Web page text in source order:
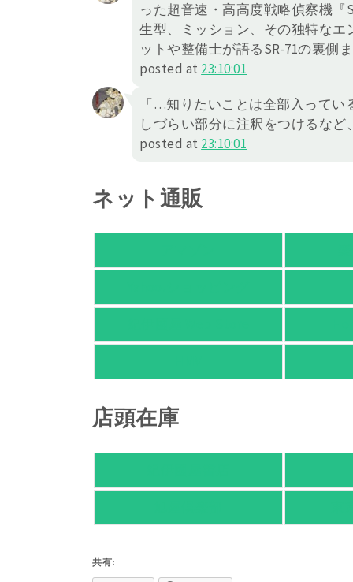
った超音速・高高度戦略偵察機『
生型、ミッション、その独特な
ットや整備士が語るSR-71の裏側
posted at 23:10:01
「…知りたいことは全部入って
しづらい部分に注釈をつけるな
posted at 23:10:01
ネット通販
店頭在庫
共有: